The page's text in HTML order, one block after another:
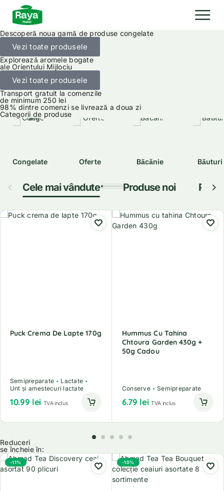
Descoperă noua gamă de produse congelate
Vezi toate produsele
Explorează aromele bogate
ale Orientului Mijlociu
Vezi toate produsele
Transport gratuit la comenzile
de minimum 250 lei
98% dintre comenzi se livrează a doua zi
Categorii de produse
Congelate Oferte Băcănie Băuturi
Cele mai vândute Produse noi
Puck Crema De Lapte 170g
Semipreparate
Lactate
Unt și amestecuri lactate
10.99 lei TVA inclus
Hummus Cu Tahina
Chtoura Garden 430g +
50g Cadou
Conserve Semipreparate
6.79 lei TVA inclus
Reduceri
se încheie în:
-11% -10%